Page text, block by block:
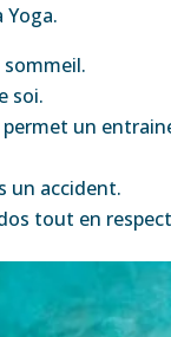
Yoga.
soi.
un
un accident.
tout en